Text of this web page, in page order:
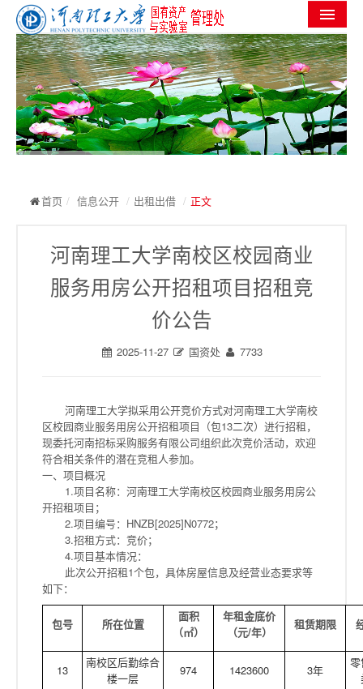
首页
机构设置
党群工作
信息公开
服务指南
规章制度
首页 / 信息公开 / 出租出借 / 正文
河南理工大学南校区校园商业
服务用房公开招租项目招租竞
价公告
2025-11-27 国资处 7733
河南理工大学拟采用公开竞价方式对河南理工大学南校
区校园商业服务用房公开招租项目（包13二次）进行招租，
现委托河南招标采购服务有限公司组织此次竞价活动，欢迎
符合相关条件的潜在竞租人参加。
一、项目概况
1.项目名称：河南理工大学南校区校园商业服务用房公
开招租项目；
2.项目编号：HNZB[2025]N0772；
3.招租方式：竞价；
4.项目基本情况：
此次公开招租1个包，具体房屋信息及经营业态要求等
如下：
包号 所在位置
面积
（㎡）
年租金底价
（元/年）
租赁期限
13
南校区后勤综合
楼一层
974 1423600 3年